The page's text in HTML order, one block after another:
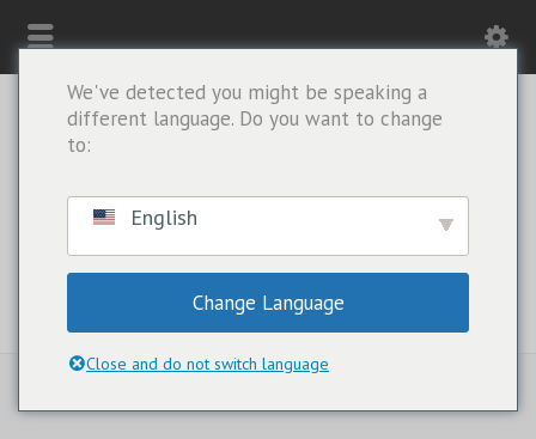
WHATSAPPのみ：+1(443) 212-8730
We've detected you might be speaking a
different language. Do you want to change
to:
English
Change Language
Close and do not switch language